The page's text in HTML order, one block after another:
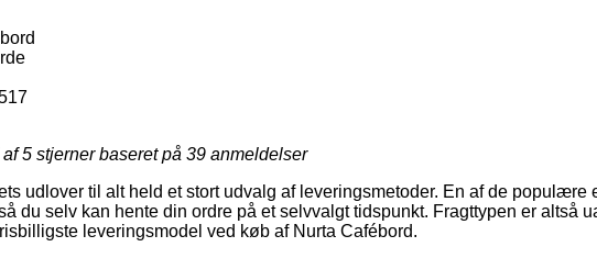
5 stjerner baseret på 39 anmeldelser
udlover til alt held et stort udvalg af leveringsmetoder. En af de populære
du selv kan hente din ordre på et selvvalgt tidspunkt. Fragttypen er altså
leveringsmodel ved køb af Nurta Cafébord.